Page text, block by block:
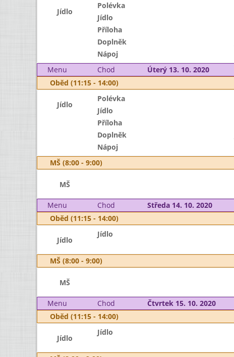
Jídlo
Polévka
Jídlo
Příloha
Doplněk
Nápoj
Menu
Chod Úterý 13. 10. 2020
Oběd (11:15 - 14:00)
Jídlo
Polévka
Jídlo
Příloha
Doplněk
Nápoj
MŠ (8:00 - 9:00)
MŠ
Menu Chod
Středa 14. 10. 2020
Oběd (11:15 - 14:00)
Jídlo
Jídlo
MŠ (8:00 - 9:00)
MŠ
Menu Chod
Čtvrtek 15. 10. 2020
Oběd (11:15 - 14:00)
Jídlo
Jídlo